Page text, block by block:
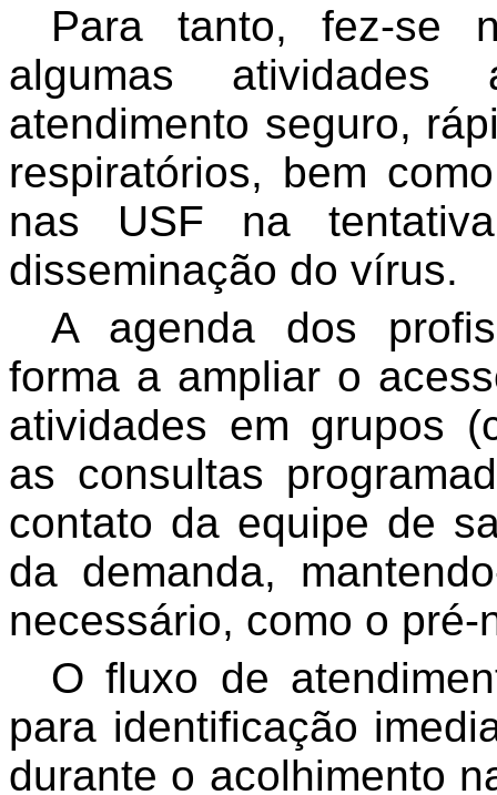
Para tanto, fez-se
algumas atividades
atendimento seguro,
respiratórios, bem
nas USF na
disseminação do vírus.
A agenda dos
forma a ampliar o
atividades em grupos
as consultas
contato da equipe de
da demanda,
necessário, como o pré-
O fluxo de
para identificação
durante o acolhimento